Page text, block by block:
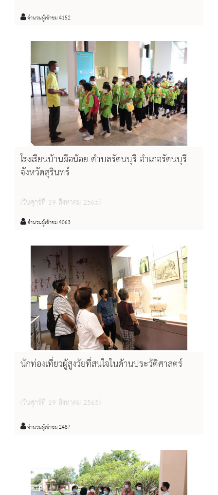
จำนวนผู้เข้าชม 4152
โรงเรียนบ้านผือน้อย ตำบลรัตนบุรี อำเภอรัตนบุรี
จังหวัดสุรินทร์
(วันศุกร์ที่ 19 สิงหาคม 2565)
จำนวนผู้เข้าชม 4063
นักท่องเที่ยวผู้สูงวัยที่สนใจในด้านประวัติศาสตร์
(วันศุกร์ที่ 19 สิงหาคม 2565)
จำนวนผู้เข้าชม 2487